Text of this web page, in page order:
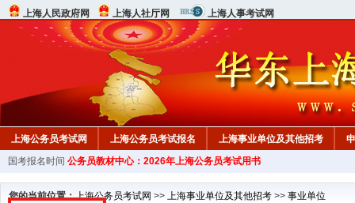
上海人民政府网 上海人社厅网 上海人事考试网
上海公务员考试网 上海公务员考试报名 上海事业单位及其他招考
教材中心
国考报名时间 公务员教材中心：2026年上海公务员考试用书
您的当前位置：上海公务员考试网 >> 上海事业单位及其他招考 >> 事业单位